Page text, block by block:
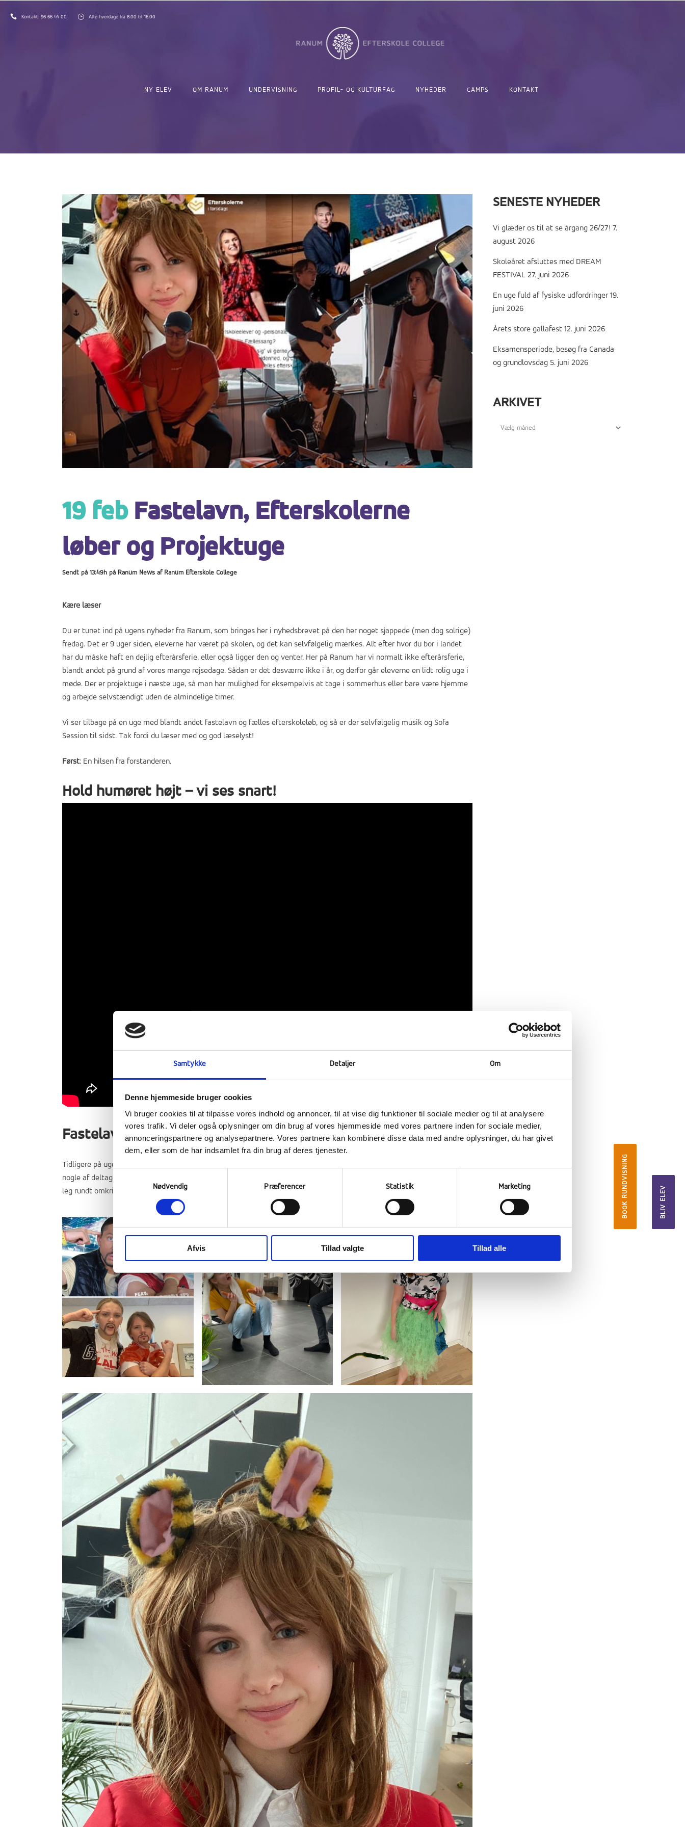
Samtykke Detaljer Om
Denne hjemmeside bruger cookies
Vi bruger cookies til at tilpasse vores indhold og annoncer, til at vise dig funktioner til sociale medier og til at analysere
vores trafik. Vi deler også oplysninger om din brug af vores hjemmeside med vores partnere inden for sociale medier,
annonceringspartnere og analysepartnere. Vores partnere kan kombinere disse data med andre oplysninger, du har givet
dem, eller som de har indsamlet fra din brug af deres tjenester.
Nødvendig Præferencer Statistik Marketing
Afvis Tillad valgte Tillad alle
Kontakt:96 66 44 00 Alle hverdage fra 8.00 til 16.00
NY ELEV OM RANUM UNDERVISNING PROFIL- OG KULTURFAG NYHEDER CAMPS KONTAKT
BOOK RUNDVISNING BLIV ELEV
19 febFastelavn, Efterskolerne
løber og Projektuge
Sendt på 13:49h på Ranum News af Ranum Efterskole College
Kære læser
Du er tunet ind på ugens nyheder fra Ranum, som bringes her i nyhedsbrevet på den her noget sjappede (men dog solrige)
fredag. Det er 9 uger siden, eleverne har været på skolen, og det kan selvfølgelig mærkes. Alt efter hvor du bor i landet
har du måske haft en dejlig efterårsferie, eller også ligger den og venter. Her på Ranum har vi normalt ikke efterårsferie,
blandt andet på grund af vores mange rejsedage. Sådan er det desværre ikke i år, og derfor går eleverne en lidt rolig uge i
møde. Der er projektuge i næste uge, så man har mulighed for eksempelvis at tage i sommerhus eller bare være hjemme
og arbejde selvstændigt uden de almindelige timer.
Vi ser tilbage på en uge med blandt andet fastelavn og fælles efterskoleløb, og så er der selvfølgelig musik og Sofa
Session til sidst. Tak fordi du læser med og god læselyst!
Først: En hilsen fra forstanderen.
Hold humøret højt – vi ses snart!
Fastelavn
Tidligere på ugen var der udklædningskonkurrence, hvor eleverne sendte deres bedste bud ind, og herunder kan du se
nogle af deltagerne. Det er fantastisk dejligt at se, at selvom vi ikke kan være på skolen, så er der stadig kreativitet og
leg rundt omkring hos eleverne. Det skal vi have mere af. Meget gerne meget snart!
SENESTE NYHEDER
Vi glæder os til at se årgang 26/27! 7.
august 2026
Skoleåret afsluttes med DREAM
FESTIVAL 27. juni 2026
En uge fuld af fysiske udfordringer 19.
juni 2026
Årets store gallafest 12. juni 2026
Eksamensperiode, besøg fra Canada
og grundlovsdag 5. juni 2026
ARKIVET
Arkivet